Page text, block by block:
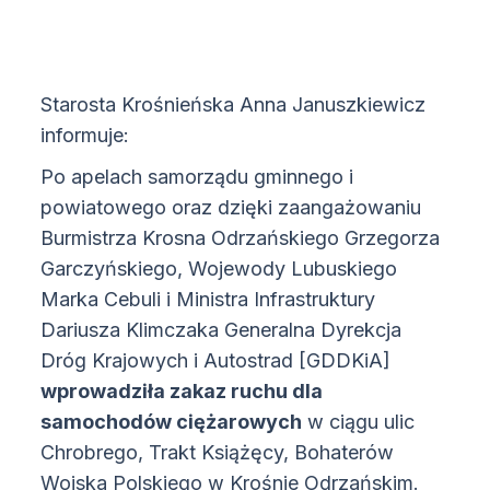
Starosta Krośnieńska Anna Januszkiewicz
informuje:
Po apelach samorządu gminnego i
powiatowego oraz dzięki zaangażowaniu
Burmistrza Krosna Odrzańskiego Grzegorza
Garczyńskiego, Wojewody Lubuskiego
Marka Cebuli i Ministra Infrastruktury
Dariusza Klimczaka Generalna Dyrekcja
Dróg Krajowych i Autostrad [GDDKiA]
wprowadziła zakaz ruchu dla
samochodów ciężarowych w ciągu ulic
Chrobrego, Trakt Książęcy, Bohaterów
Wojska Polskiego w Krośnie Odrzańskim.